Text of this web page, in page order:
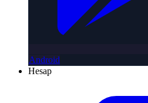
Android
Hesap